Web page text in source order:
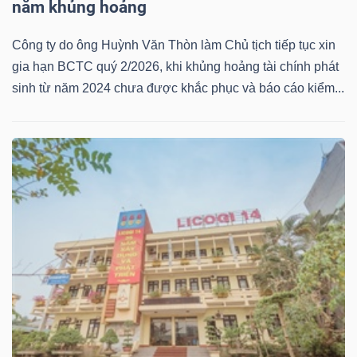
năm khủng hoảng
Công ty do ông Huỳnh Văn Thòn làm Chủ tịch tiếp tục xin
gia hạn BCTC quý 2/2026, khi khủng hoảng tài chính phát
sinh từ năm 2024 chưa được khắc phục và báo cáo kiểm...
Dữ
liệu
chính